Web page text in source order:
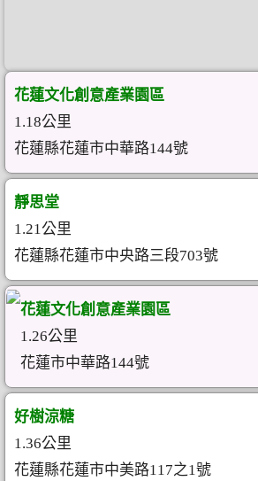
花蓮文化創意產業園區
1.18公里
花蓮縣花蓮市中華路144號
靜思堂
1.21公里
花蓮縣花蓮市中央路三段703號
花蓮文化創意產業園區
1.26公里
花蓮市中華路144號
好樹涼糖
1.36公里
花蓮縣花蓮市中美路117之1號